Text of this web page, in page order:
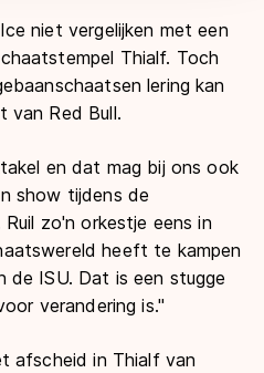
niet vergelijken met een
Thialf. Toch
lering kan
van Red Bull.
en dat mag bij ons ook
show tijdens de
zo'n orkestje eens in
heeft te kampen
de ISU. Dat is een stugge
verandering is."
afscheid in Thialf van